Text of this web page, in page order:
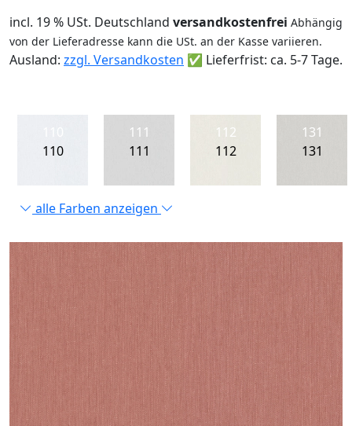
incl. 19 % USt. Deutschland versandkostenfrei Abhängig
von der Lieferadresse kann die USt. an der Kasse variieren.
Ausland: zzgl. Versandkosten ✅ Lieferfrist: ca. 5-7 Tage.
110
111
111
112
112
131
131
alle Farben anzeigen